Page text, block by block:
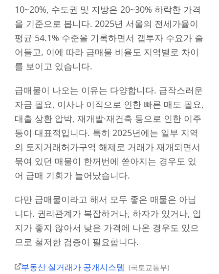
10~20%, 수도권 및 지방은 20~30% 하락한 가격
을 기준으로 봅니다. 2025년 서울의 전세가율이
평균 54.1% 수준을 기록하면서 갭투자 수요가 줄
어들고, 이에 따라 급매물 비율도 지역별로 차이
를 보이고 있습니다.
급매물이 나오는 이유는 다양합니다. 급작스러운
자금 필요, 이사나 이직으로 인한 빠른 매도 필요,
대출 상환 압박, 재개발·재건축 등으로 인한 이주
등이 대표적입니다. 특히 2025년에는 일부 지역
의 토지거래허가구역 해제로 거래가 재개되면서
묶여 있던 매물이 한꺼번에 쏟아지는 경우도 있
어 급매 기회가 늘어났습니다.
다만 급매물이라고 해서 모두 좋은 매물은 아닙
니다. 권리관계가 복잡하거나, 하자가 있거나, 입
지가 좋지 않아서 낮은 가격에 나온 경우도 있으
므로 철저한 검증이 필요합니다.
부동산 실거래가 공개시스템 국토교통부